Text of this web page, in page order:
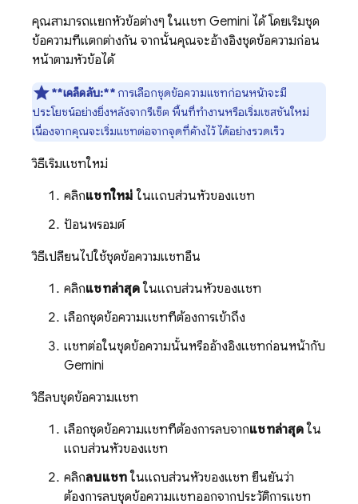
คุณสามารถแยกหัวข้อต่างๆ ในแชท Gemini ได้ โดยเริ่มชุด
ข้อความที่แตกต่างกัน จากนั้นคุณจะอ้างอิงชุดข้อความก่อน
หน้าตามหัวข้อได้
**เคล็ดลับ:**การเลือกชุดข้อความแชทก่อนหน้าจะมี
ประโยชน์อย่างยิ่งหลังจากรีเซ็ต พื้นที่ทำงานหรือเริ่มเซสชันใหม่
เนื่องจากคุณจะเริ่มแชทต่อจากจุดที่ค้างไว้ ได้อย่างรวดเร็ว
วิธีเริ่มแชทใหม่
คลิกแชทใหม่ ในแถบส่วนหัวของแชท
ป้อนพรอมต์
วิธีเปลี่ยนไปใช้ชุดข้อความแชทอื่น
คลิกแชทล่าสุดในแถบส่วนหัวของแชท
เลือกชุดข้อความแชทที่ต้องการเข้าถึง
แชทต่อในชุดข้อความนั้นหรืออ้างอิงแชทก่อนหน้ากับ
Gemini
วิธีลบชุดข้อความแชท
เลือกชุดข้อความแชทที่ต้องการลบจากแชทล่าสุดใน
แถบส่วนหัวของแชท
คลิกลบแชท ในแถบส่วนหัวของแชท ยืนยันว่า
ต้องการลบชุดข้อความแชทออกจากประวัติการแชท